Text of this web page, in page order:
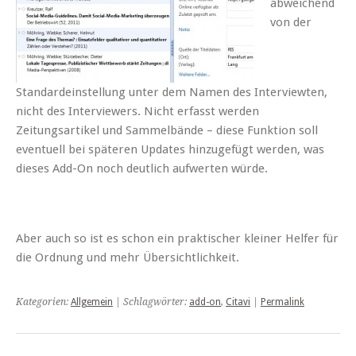
von der
Standardeinstellung unter dem Namen des Interviewten,
nicht des Interviewers. Nicht erfasst werden
Zeitungsartikel und Sammelbände – diese Funktion soll
eventuell bei späteren Updates hinzugefügt werden, was
dieses Add-On noch deutlich aufwerten würde.
Aber auch so ist es schon ein praktischer kleiner Helfer für
die Ordnung und mehr Übersichtlichkeit.
Kategorien: Allgemein | Schlagwörter: add-on, Citavi Permalink